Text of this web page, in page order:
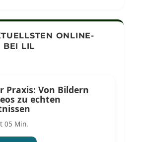
ONLINE-
BEI LIL
Praxis: Von Bildern
zu echten
05 Min.